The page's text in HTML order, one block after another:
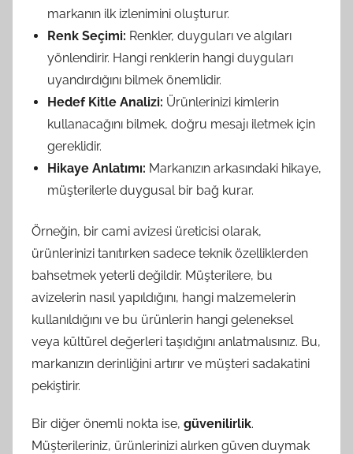
markanın ilk izlenimini oluşturur.
Renk Seçimi: Renkler, duyguları ve algıları
yönlendirir. Hangi renklerin hangi duyguları
uyandırdığını bilmek önemlidir.
Hedef Kitle Analizi: Ürünlerinizi kimlerin
kullanacağını bilmek, doğru mesajı iletmek için
gereklidir.
Hikaye Anlatımı: Markanızın arkasındaki hikaye,
müşterilerle duygusal bir bağ kurar.
Örneğin, bir cami avizesi üreticisi olarak,
ürünlerinizi tanıtırken sadece teknik özelliklerden
bahsetmek yeterli değildir. Müşterilere, bu
avizelerin nasıl yapıldığını, hangi malzemelerin
kullanıldığını ve bu ürünlerin hangi geleneksel
veya kültürel değerleri taşıdığını anlatmalısınız. Bu,
markanızın derinliğini artırır ve müşteri sadakatini
pekiştirir.
Bir diğer önemli nokta ise, güvenilirlik.
Müşterileriniz, ürünlerinizi alırken güven duymak